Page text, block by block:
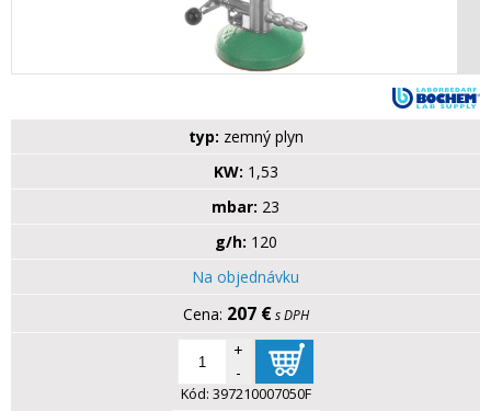
typ: zemný plyn
KW: 1,53
mbar: 23
g/h: 120
Na objednávku
207 € s DPH
+
-
Kód: 397210007050F